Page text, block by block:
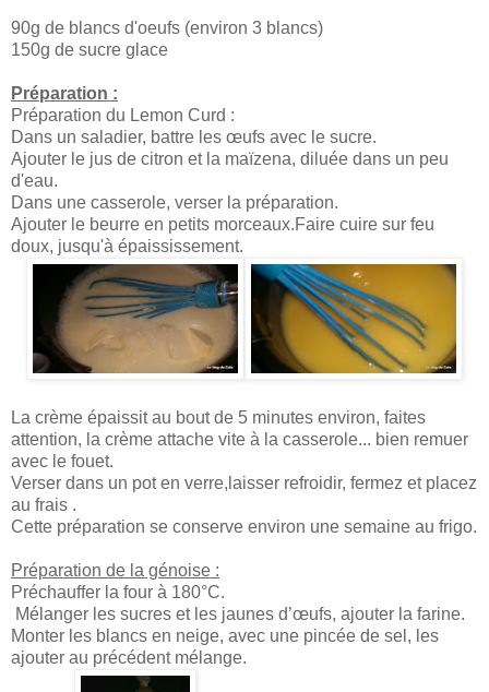
90g de blancs d'oeufs (environ 3 blancs)
150g de sucre glace
Préparation :
Préparation du Lemon Curd :
Dans un saladier, battre les œufs avec le sucre.
Ajouter le jus de citron et la maïzena, diluée dans un peu
d'eau.
Dans une casserole, verser la préparation.
Ajouter le beurre en petits morceaux.Faire cuire sur feu
doux, jusqu'à épaississement.
La crème épaissit au bout de 5 minutes environ, faites
attention, la crème attache vite à la casserole... bien remuer
avec le fouet.
Verser dans un pot en verre,laisser refroidir, fermez et placez
au frais .
Cette préparation se conserve environ une semaine au frigo.
Préparation de la génoise :
Préchauffer la four à 180°C.
Mélanger les sucres et les jaunes d’œufs, ajouter la farine.
Monter les blancs en neige, avec une pincée de sel, les
ajouter au précédent mélange.